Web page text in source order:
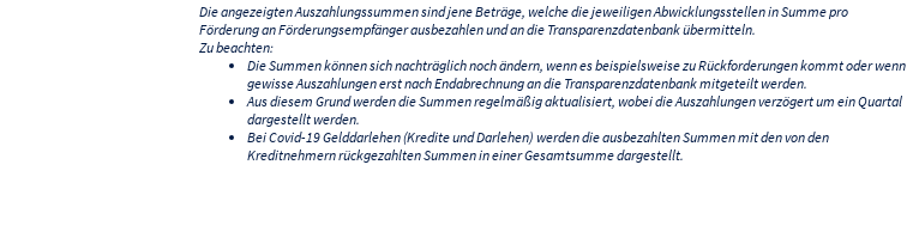
Die angezeigten Auszahlungssummen sind jene Beträge, welche die jeweiligen Abwicklungsstellen in Summe pro
Förderung an Förderungsempfänger ausbezahlen und an die Transparenzdatenbank übermitteln.
Zu beachten:
Die Summen können sich nachträglich noch ändern, wenn es beispielsweise zu Rückforderungen kommt oder wenn
gewisse Auszahlungen erst nach Endabrechnung an die Transparenzdatenbank mitgeteilt werden.
Aus diesem Grund werden die Summen regelmäßig aktualisiert, wobei die Auszahlungen verzögert um ein Quartal
dargestellt werden.
Bei Covid-19 Gelddarlehen (Kredite und Darlehen) werden die ausbezahlten Summen mit den von den
Kreditnehmern rückgezahlten Summen in einer Gesamtsumme dargestellt.